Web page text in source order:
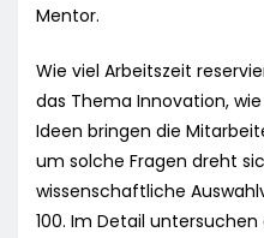
Mentor.
Wie viel Arbeitszeit
das Thema Innovation,
Ideen bringen die
um solche Fragen dreht
wissenschaftliche
100. Im Detail untersuchen